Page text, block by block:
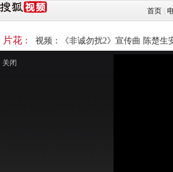
首页
片花 ： 视频：《非诚勿扰2》宣传曲 陈楚生
关闭